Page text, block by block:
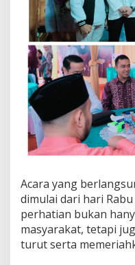
r
i
1
4
4
5
H
D
i
K
e
d
i
m
n
n
y
a
Acara yang
dimulai dari hari
perhatian bukan
masyarakat, tetapi
turut serta